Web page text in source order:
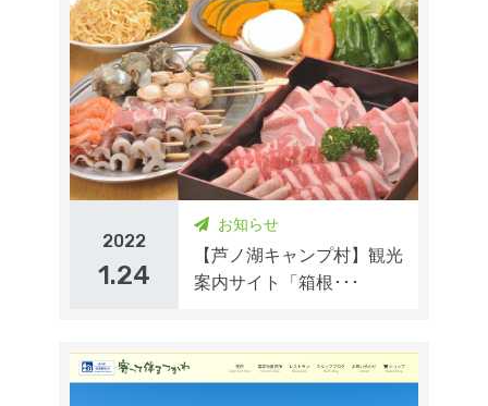
2022
1.24
お知らせ
【芦ノ湖キャンプ村】観光
案内サイト「箱根･･･